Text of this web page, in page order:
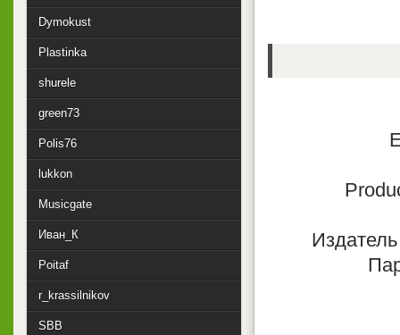
Dymokust
Plastinka
shurele
green73
Polis76
lukkon
Musicgate
Иван_К
Poitaf
r_krassilnikov
SBB